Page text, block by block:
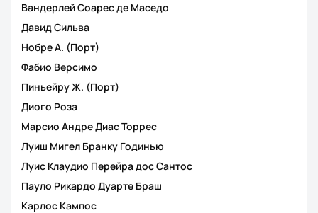
Вандерлей Соарес де Маседо
Давид Сильва
Нобре А. (Порт)
Фабио Версимо
Пиньейру Ж. (Порт)
Диого Роза
Марсио Андре Диас Торрес
Луиш Мигел Бранку Годинью
Луис Клаудио Перейра дос Сантос
Пауло Рикардо Дуарте Браш
Карлос Кампос